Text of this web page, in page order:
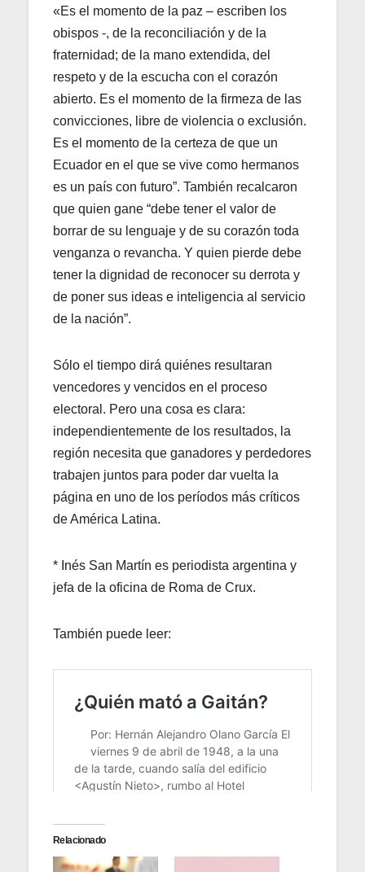
«Es el momento de la paz – escriben los
obispos -, de la reconciliación y de la
fraternidad; de la mano extendida, del
respeto y de la escucha con el corazón
abierto. Es el momento de la firmeza de las
convicciones, libre de violencia o exclusión.
Es el momento de la certeza de que un
Ecuador en el que se vive como hermanos
es un país con futuro”. También recalcaron
que quien gane “debe tener el valor de
borrar de su lenguaje y de su corazón toda
venganza o revancha. Y quien pierde debe
tener la dignidad de reconocer su derrota y
de poner sus ideas e inteligencia al servicio
de la nación”.
Sólo el tiempo dirá quiénes resultaran
vencedores y vencidos en el proceso
electoral. Pero una cosa es clara:
independientemente de los resultados, la
región necesita que ganadores y perdedores
trabajen juntos para poder dar vuelta la
página en uno de los períodos más críticos
de América Latina.
* Inés San Martín es periodista argentina y
jefa de la oficina de Roma de Crux.
También puede leer:
Relacionado